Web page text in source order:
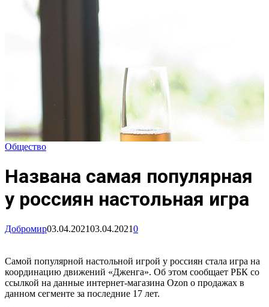
Общество
Названа самая популярная
у россиян настольная игра
Добромир03.04.202103.04.20210
Самой популярной настольной игрой у россиян стала игра на
координацию движений «Дженга». Об этом сообщает РБК со
ссылкой на данные интернет-магазина Ozon о продажах в
данном сегменте за последние 17 лет.